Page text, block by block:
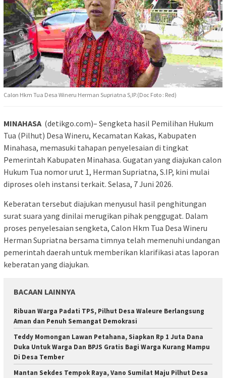
Calon Hkm Tua Desa Wineru Herman Supriatna S,IP.(Doc Foto : Red)
MINAHASA (detikgo.com)– Sengketa hasil Pemilihan Hukum
Tua (Pilhut) Desa Wineru, Kecamatan Kakas, Kabupaten
Minahasa, memasuki tahapan penyelesaian di tingkat
Pemerintah Kabupaten Minahasa. Gugatan yang diajukan calon
Hukum Tua nomor urut 1, Herman Supriatna, S.IP, kini mulai
diproses oleh instansi terkait. Selasa, 7 Juni 2026.
Keberatan tersebut diajukan menyusul hasil penghitungan
surat suara yang dinilai merugikan pihak penggugat. Dalam
proses penyelesaian sengketa, Calon Hkm Tua Desa Wineru
Herman Supriatna bersama timnya telah memenuhi undangan
pemerintah daerah untuk memberikan klarifikasi atas laporan
keberatan yang diajukan.
BACAAN LAINNYA
Ribuan Warga Padati TPS, Pilhut Desa Waleure Berlangsung
Aman dan Penuh Semangat Demokrasi
Teddy Momongan Lawan Petahana, Siapkan Rp 1 Juta Dana
Duka Untuk Warga Dan BPJS Gratis Bagi Warga Kurang Mampu
Di Desa Tember
Mantan Sekdes Tempok Raya, Vano Sumilat Maju Pilhut Desa